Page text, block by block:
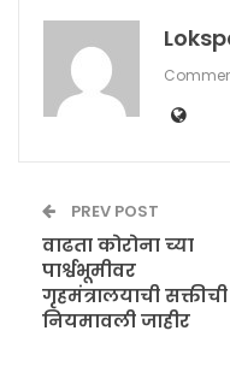
PREV POST
वाढता कोरोना च्या
पार्श्वभूमीवर
गृहमंत्रालयाची सक्तीची
नियमावली जाहीर